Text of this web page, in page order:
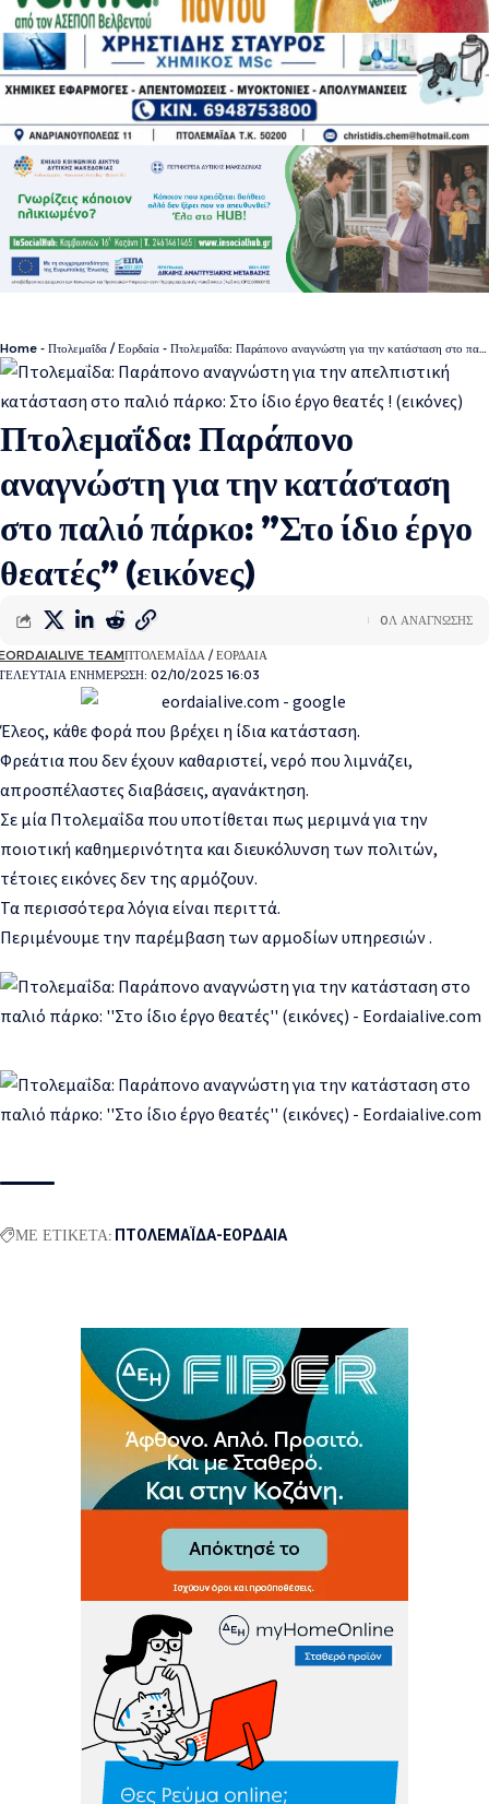
Home - Πτολεμαΐδα / Εορδαία - Πτολεμαΐδα: Παράπονο αναγνώστη για την κατάσταση στο παλιό πάρκο: ”Στο ίδιο έργο θεατές” (εικόνες)
Πτολεμαΐδα: Παράπονο
αναγνώστη για την κατάσταση
στο παλιό πάρκο: ”Στο ίδιο έργο
θεατές” (εικόνες)
ΕΝΗΜΕΡΩΣΗ: 02/10/2025 16:03
TEAMΠΤΟΛΕΜΑΪΔΑ / ΕΟΡΔΑΙΑ
0Λ ΑΝΑΓΝΩΣΗΣ
Έλεος, κάθε φορά που βρέχει η ίδια κατάσταση.
Φρεάτια που δεν έχουν καθαριστεί, νερό που λιμνάζει,
απροσπέλαστες διαβάσεις, αγανάκτηση.
Σε μία Πτολεμαΐδα που υποτίθεται πως μεριμνά για την
ποιοτική καθημερινότητα και διευκόλυνση των πολιτών,
τέτοιες εικόνες δεν της αρμόζουν.
Τα περισσότερα λόγια είναι περιττά.
Περιμένουμε την παρέμβαση των αρμοδίων υπηρεσιών .
ΜΕ ΕΤΙΚΕΤΑ: ΠΤΟΛΕΜΑΪΔΑ-ΕΟΡΔΑΙΑ